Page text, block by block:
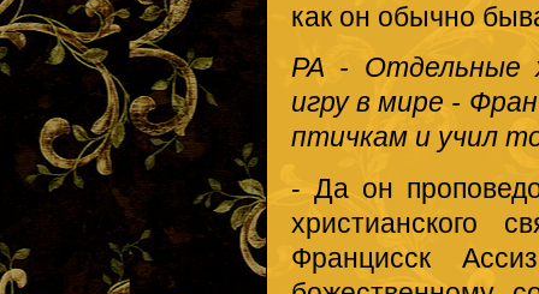
как он обычно
РА - Отдельные
игру в мире -
птичкам и учил
- Да он
христианского
Францисск